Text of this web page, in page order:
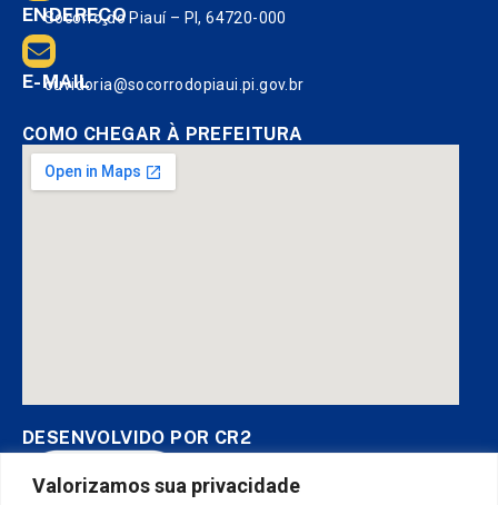
Valorizamos sua privacidade
ENDEREÇO
Socorro do Piauí – PI, 64720-000
E-MAIL
ouvidoria@socorrodopiaui.pi.gov.br
COMO CHEGAR À PREFEITURA
DESENVOLVIDO POR CR2